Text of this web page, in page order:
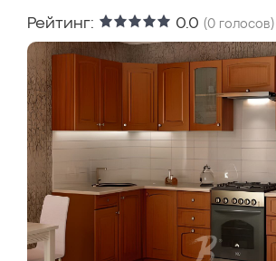
Рейтинг: 0.0 (0 голосов)